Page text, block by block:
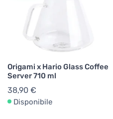
Origami x Hario Glass Coffee
Server 710 ml
38,90 €
Disponibile